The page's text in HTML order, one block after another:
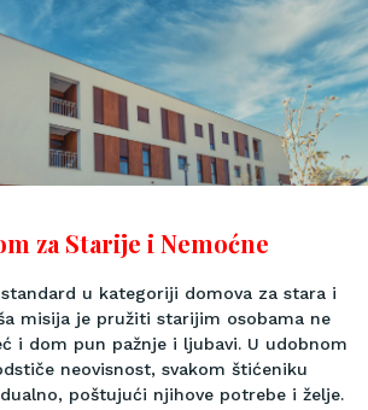
za Starije i Nemoćne
u kategoriji domova za stara i
misija je pružiti starijim osobama ne
i dom pun pažnje i ljubavi. U udobnom
neovisnost, svakom štićeniku
poštujući njihove potrebe i želje.